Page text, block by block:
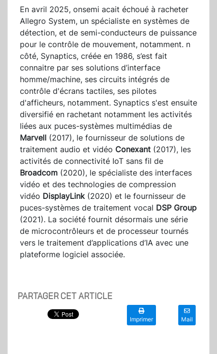
En avril 2025, onsemi acait échoué à racheter
Allegro System, un spécialiste en systèmes de
détection, et de semi-conducteurs de puissance
pour le contrôle de mouvement, notamment. n
côté, Synaptics, créée en 1986, s’est fait
connaitre par ses solutions d’interface
homme/machine, ses circuits intégrés de
contrôle d'écrans tactiles, ses pilotes
d'afficheurs, notamment. Synaptics s'est ensuite
diversifié en rachetant notamment les activités
liées aux puces-systèmes multimédias de
Marvell (2017), le fournisseur de solutions de
traitement audio et vidéo Conexant (2017), les
activités de connectivité IoT sans fil de
Broadcom (2020), le spécialiste des interfaces
vidéo et des technologies de compression
vidéo DisplayLink(2020) et le fournisseur de
puces-systèmes de traitement vocal DSP Group
(2021). La société fournit désormais une série
de microcontrôleurs et de processeur tournés
vers le traitement d’applications d’IA avec une
plateforme logiciel associée.
PARTAGER CET ARTICLE
Imprimer Mail